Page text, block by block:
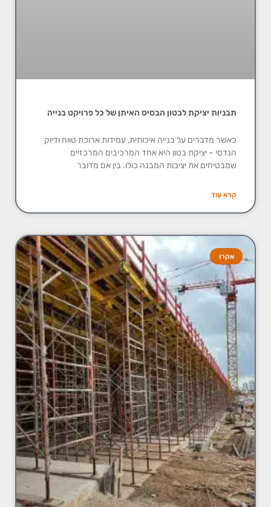
תבניות יציקת לבטון הבסיס האיתן של כל פרויקט בנייה
כאשר מדברים על בנייה איכותית, עמידות ארוכת טווח ודיוק
הנדסי – יציקת בטון היא אחד המרכיבים המרכזיים
שמבטיחים את יציבות המבנה כולו. בין אם מדובר
קרא עוד
אקרו